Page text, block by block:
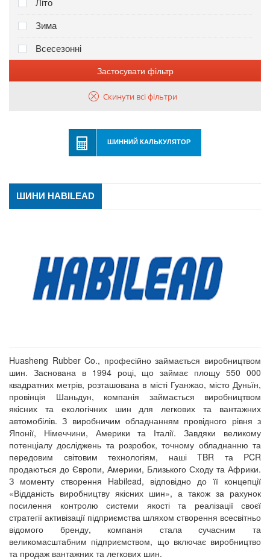
Літо
Зима
Всесезонні
Застосувати фільтр
Скинути всі фільтри
ШИННИЙ КАЛЬКУЛЯТОР
ШИНИ HABILEAD
Huasheng Rubber Co., професійно займається виробництвом
шин. Заснована в 1994 році, що займає площу 550 000
квадратних метрів, розташована в місті Гуанжао, місто Дуньїн,
провінція Шаньдун, компанія займається виробництвом
якісних та екологічних шин для легкових та вантажних
автомобілів. З виробничим обладнанням провідного рівня з
Японії, Німеччини, Америки та Італії. Завдяки великому
потенціалу досліджень та розробок, точному обладнанню та
передовим світовим технологіям, наші TBR та PCR
продаються до Європи, Америки, Близького Сходу та Африки.
З моменту створення Habilead, відповідно до її концепції
«Відданість виробництву якісних шин», а також за рахунок
посилення контролю системи якості та реалізації своєї
стратегії активізації підприємства шляхом створення всесвітньо
відомого бренду, компанія стала сучасним та
великомасштабним підприємством, що включає виробництво
та продаж вантажних та легкових шин.